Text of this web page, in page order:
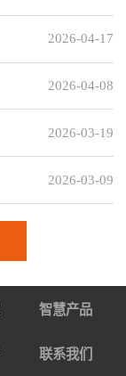
2026-04-17
2026-04-08
2026-03-19
2026-03-09
智慧产品
联系我们